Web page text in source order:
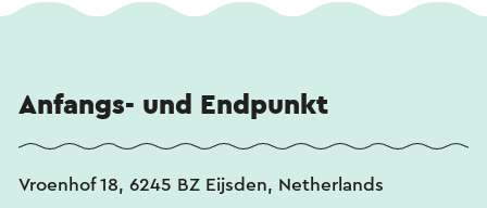
Anfangs- und Endpunkt
Vroenhof 18, 6245 BZ Eijsden, Netherlands